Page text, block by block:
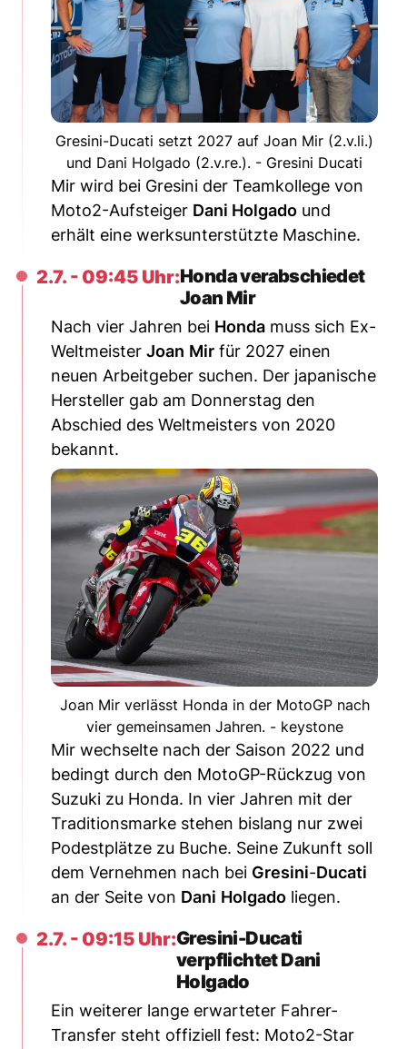
Gresini-Ducati setzt 2027 auf Joan Mir (2.v.li.)
und Dani Holgado (2.v.re.). - Gresini Ducati
Mir wird bei Gresini der Teamkollege von
Moto2-Aufsteiger Dani Holgado und
erhält eine werksunterstützte Maschine.
2.7. - 09:45 Uhr:Honda verabschiedet
Joan Mir
Nach vier Jahren bei Honda muss sich Ex-
Weltmeister Joan Mir für 2027 einen
neuen Arbeitgeber suchen. Der japanische
Hersteller gab am Donnerstag den
Abschied des Weltmeisters von 2020
bekannt.
Joan Mir verlässt Honda in der MotoGP nach
vier gemeinsamen Jahren. - keystone
Mir wechselte nach der Saison 2022 und
bedingt durch den MotoGP-Rückzug von
Suzuki zu Honda. In vier Jahren mit der
Traditionsmarke stehen bislang nur zwei
Podestplätze zu Buche. Seine Zukunft soll
dem Vernehmen nach bei Gresini-Ducati
an der Seite von Dani Holgado liegen.
2.7. - 09:15 Uhr:Gresini-Ducati
verpflichtet Dani
Holgado
Ein weiterer lange erwarteter Fahrer-
Transfer steht offiziell fest: Moto2-Star